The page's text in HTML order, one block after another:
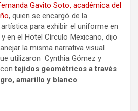
Gavito Soto, académica del
, quien se encargó de la
para exhibir el uniforme en
en el Hotel Círculo Mexicano, dijo
la misma narrativa visual
utilizaron Cynthia Gómez y
contejidos geométricos a través
amarillo y blanco.